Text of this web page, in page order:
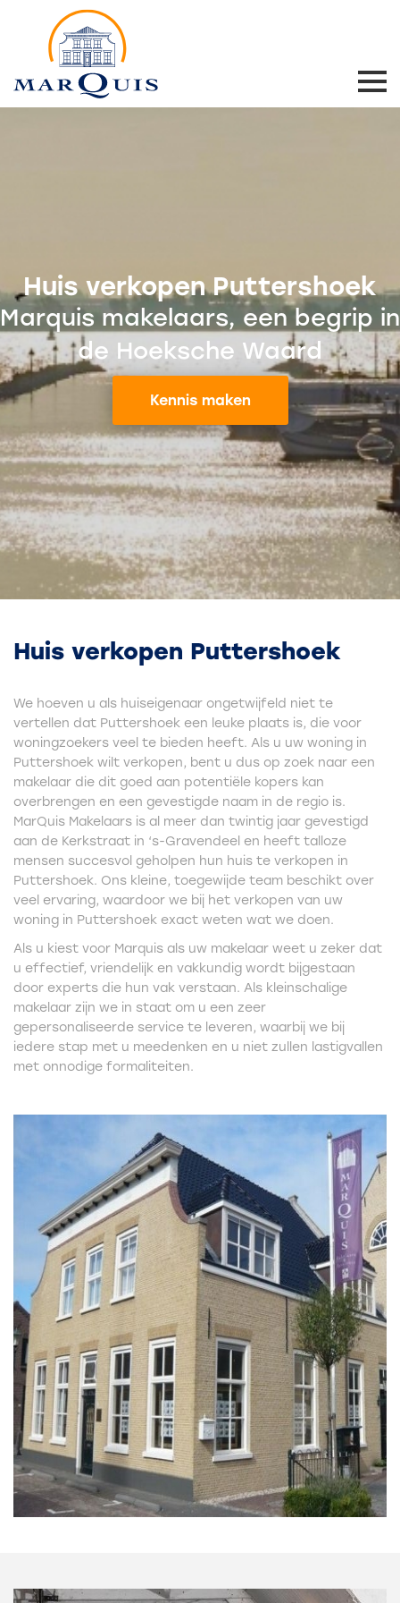
Huis verkopen Puttershoek
Marquis makelaars, een begrip in
de Hoeksche Waard
Kennis maken
Huis verkopen Puttershoek
We hoeven u als huiseigenaar ongetwijfeld niet te
vertellen dat Puttershoek een leuke plaats is, die voor
woningzoekers veel te bieden heeft. Als u uw woning in
Puttershoek wilt verkopen, bent u dus op zoek naar een
makelaar die dit goed aan potentiële kopers kan
overbrengen en een gevestigde naam in de regio is.
MarQuis Makelaars is al meer dan twintig jaar gevestigd
aan de Kerkstraat in ‘s-Gravendeel en heeft talloze
mensen succesvol geholpen hun huis te verkopen in
Puttershoek. Ons kleine, toegewijde team beschikt over
veel ervaring, waardoor we bij het verkopen van uw
woning in Puttershoek exact weten wat we doen.
Als u kiest voor Marquis als uw makelaar weet u zeker dat
u effectief, vriendelijk en vakkundig wordt bijgestaan
door experts die hun vak verstaan. Als kleinschalige
makelaar zijn we in staat om u een zeer
gepersonaliseerde service te leveren, waarbij we bij
iedere stap met u meedenken en u niet zullen lastigvallen
met onnodige formaliteiten.